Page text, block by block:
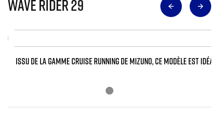
WAVE RIDER 29
ISSU DE LA GAMME CRUISE RUNNING DE MIZUNO, CE MODÈLE EST